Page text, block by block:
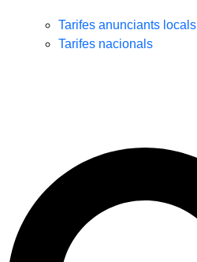
Tarifes anunciants locals
Tarifes nacionals